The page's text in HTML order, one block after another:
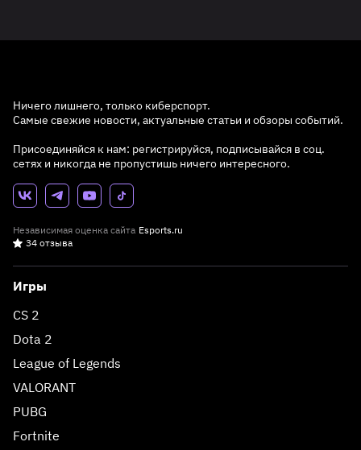
Ничего лишнего, только киберспорт.
Самые свежие новости, актуальные статьи и обзоры событий.
Присоединяйся к нам: регистрируйся, подписывайся в соц.
сетях и никогда не пропустишь ничего интересного.
Независимая оценка сайта Esports.ru
34 отзыва
Игры
CS 2
Dota 2
League of Legends
VALORANT
PUBG
Fortnite